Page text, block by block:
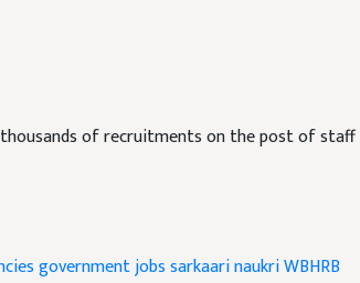
of recruitments on the post of staff
government jobssarkaari naukriWBHRB